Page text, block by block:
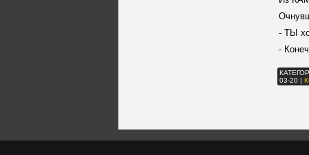
- ТЫ
-
03-20 |